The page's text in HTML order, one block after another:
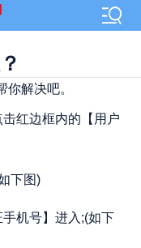
解决吧。
红边框内的【用户
下图)
机号】进入;(如下